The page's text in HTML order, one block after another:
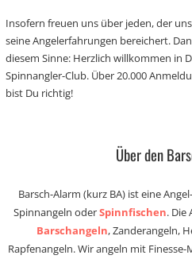
Insofern freuen uns über jeden, der
seine Angelerfahrungen bereichert.
diesem Sinne: Herzlich willkommen in
Spinnangler-Club. Über 20.000
bist Du richtig!
Über den
Barsch-Alarm (kurz BA) ist eine
Spinnangeln oderSpinnfischen. Die
Barschangeln, Zanderangeln,
Rapfenangeln. Wir angeln mit